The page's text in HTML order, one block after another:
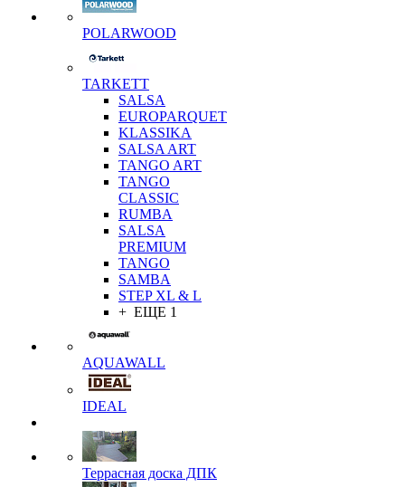
POLARWOOD
TARKETT
SALSA
EUROPARQUET
KLASSIKA
SALSA ART
TANGO ART
TANGO
CLASSIC
RUMBA
SALSA
PREMIUM
TANGO
SAMBA
STEP XL & L
+ ЕЩЕ 1
AQUAWALL
IDEAL
Террасная доска ДПК